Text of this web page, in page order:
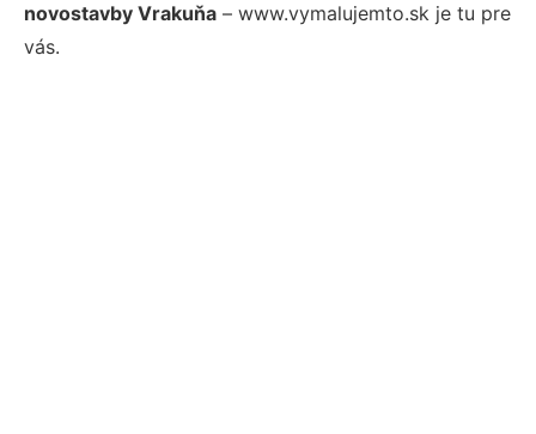
novostavby Vrakuňa – www.vymalujemto.sk je tu pre
vás.